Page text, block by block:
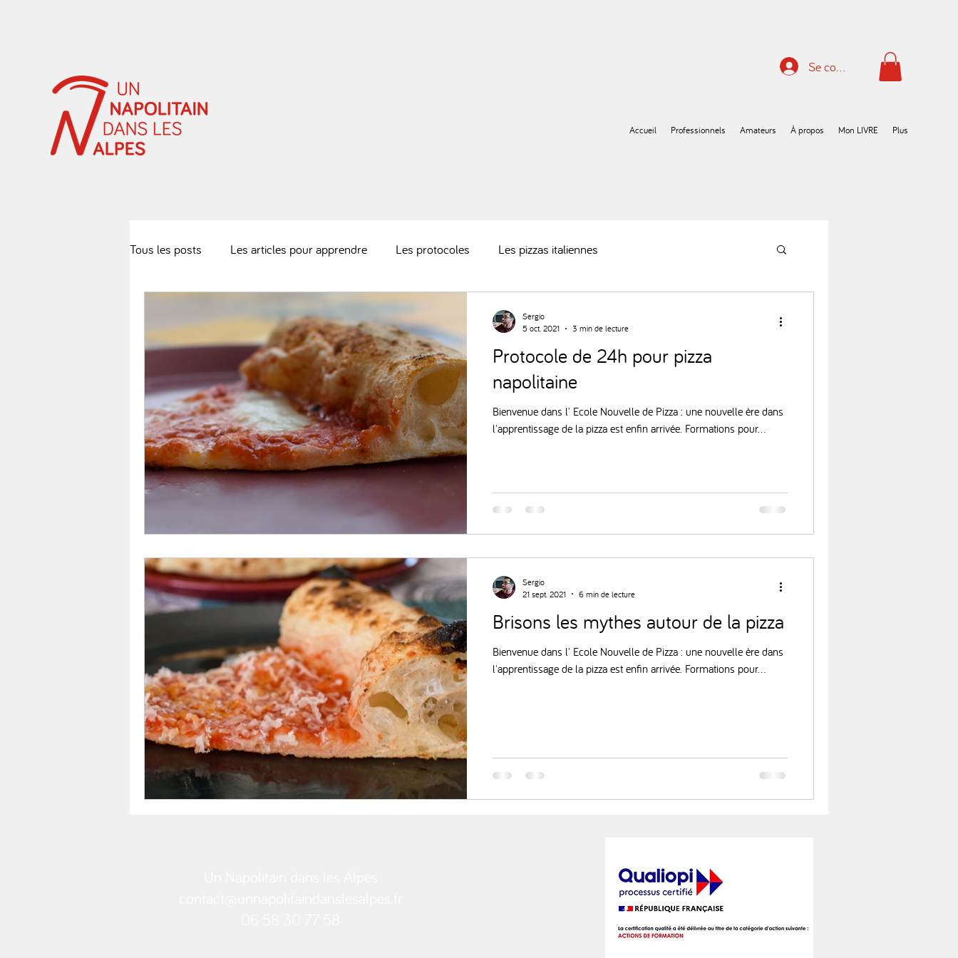
Se connecter
Accueil Professionnels Amateurs À propos Mon LIVRE Plus
Tous les posts Les articles pour apprendre Les protocoles Les pizzas italiennes
Protocole de 24h pour pizza
napolitaine
Bienvenue dans l' Ecole Nouvelle de Pizza : une nouvelle ère dans
l'apprentissage de la pizza est enfin arrivée. Formations pour...
Sergio
5 oct. 2021
3 min de lecture
Brisons les mythes autour de la pizza
Bienvenue dans l' Ecole Nouvelle de Pizza : une nouvelle ère dans
l'apprentissage de la pizza est enfin arrivée. Formations pour...
Sergio
21 sept. 2021
6 min de lecture